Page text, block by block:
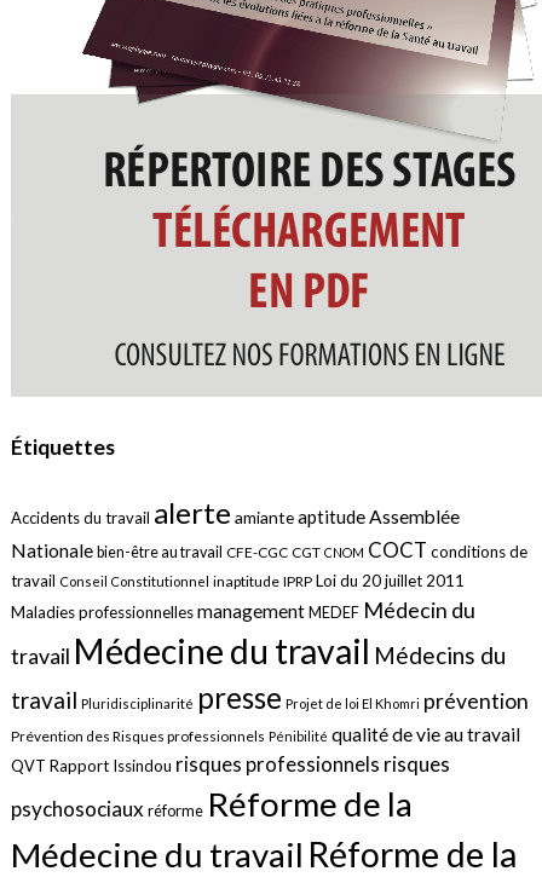
Étiquettes
Accidents du travail alerte amianteaptitudeAssemblée
Nationale bien-être au travail CFE-CGC CGT CNOM COCT conditions de
travail Conseil Constitutionnel inaptitude IPRP Loi du 20 juillet 2011
Maladies professionnellesmanagement MEDEF Médecin du
travail Médecine du travail Médecins du
travail Pluridisciplinarité presse Projet de loi El Khomri prévention
Prévention des Risques professionnels Pénibilité qualité de vie au travail
QVT Rapport Issindou risques professionnels risques
psychosociauxréforme Réforme de la
Médecine du travail Réforme de la